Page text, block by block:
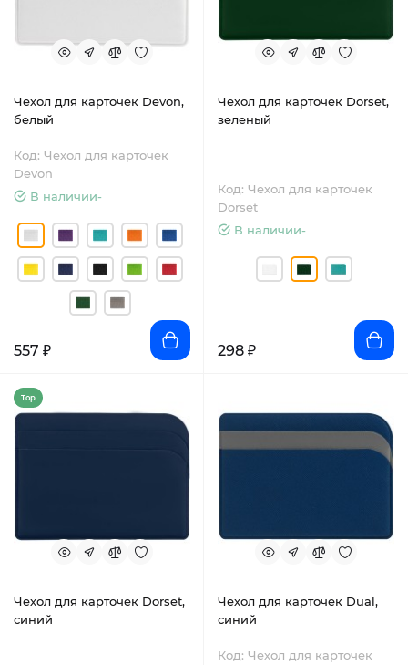
Чехол для карточек Devon,
белый
Код: Чехол для карточек
Devon
В наличии-
557 ₽
Чехол для карточек Dorset,
зеленый
Код: Чехол для карточек
Dorset
В наличии-
298 ₽
Top
Чехол для карточек Dorset,
синий
Чехол для карточек Dual,
синий
Код: Чехол для карточек